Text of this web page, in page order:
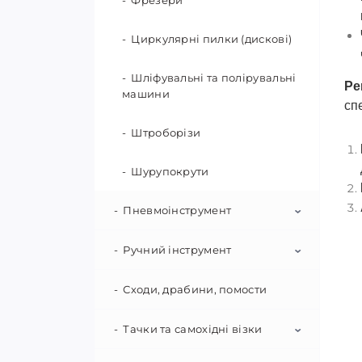
Сокири та колуни
Сучкорізи
Точила для інструментів
Черенки для садового
Циркулярні пилки (дискові)
Шліфувальні та полірувальні
машини
Штроборізи
Шурупокрути
Пневмоінструмент
Пневмогайковерти
Пневмопістолети будівельні
Пневмопістолети для
Ручний інструмент
Викрутки
Гайкові ключі
Сходи, драбини, помости
Тачки та самохідні візки